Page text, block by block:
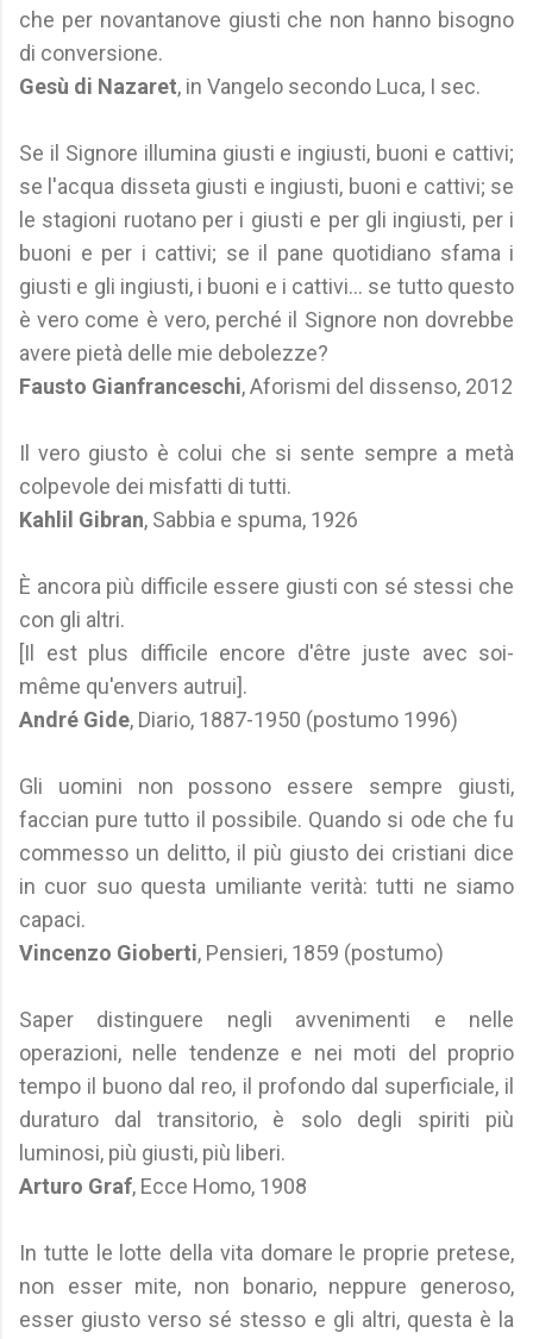
che per novantanove giusti che non hanno bisogno
di conversione.
Gesù di Nazaret, in Vangelo secondo Luca, I sec.
Se il Signore illumina giusti e ingiusti, buoni e cattivi;
se l'acqua disseta giusti e ingiusti, buoni e cattivi; se
le stagioni ruotano per i giusti e per gli ingiusti, per i
buoni e per i cattivi; se il pane quotidiano sfama i
giusti e gli ingiusti, i buoni e i cattivi... se tutto questo
è vero come è vero, perché il Signore non dovrebbe
avere pietà delle mie debolezze?
Fausto Gianfranceschi, Aforismi del dissenso, 2012
Il vero giusto è colui che si sente sempre a metà
colpevole dei misfatti di tutti.
Kahlil Gibran, Sabbia e spuma, 1926
È ancora più difficile essere giusti con sé stessi che
con gli altri.
[Il est plus difficile encore d'être juste avec soi-
même qu'envers autrui].
André Gide, Diario, 1887-1950 (postumo 1996)
Gli uomini non possono essere sempre giusti,
faccian pure tutto il possibile. Quando si ode che fu
commesso un delitto, il più giusto dei cristiani dice
in cuor suo questa umiliante verità: tutti ne siamo
capaci.
Vincenzo Gioberti, Pensieri, 1859 (postumo)
Saper distinguere negli avvenimenti e nelle
operazioni, nelle tendenze e nei moti del proprio
tempo il buono dal reo, il profondo dal superficiale, il
duraturo dal transitorio, è solo degli spiriti più
luminosi, più giusti, più liberi.
Arturo Graf, Ecce Homo, 1908
In tutte le lotte della vita domare le proprie pretese,
non esser mite, non bonario, neppure generoso,
esser giusto verso sé stesso e gli altri, questa è la